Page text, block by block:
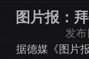
图片报：
发布
据德媒《图片报